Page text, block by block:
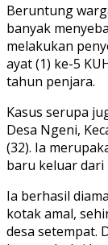
Beruntung
banyak
melakukan
ayat (1) ke-5
tahun penjara.
Kasus serupa
Desa Ngeni,
(32). Ia
baru keluar dari
Ia berhasil
kotak amal,
desa setempat.